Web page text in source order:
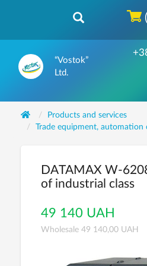
“Vostok”
Ltd.
Products and services
Trade equipment, automation
DATAMAX W-
of industrial class
49 140 UAH
Wholesale 49 140,00 UAH